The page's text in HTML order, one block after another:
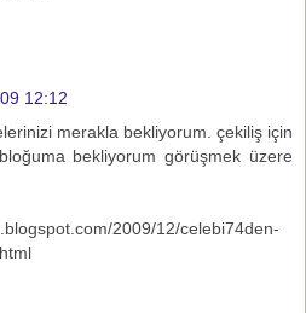
12:12
merakla bekliyorum. çekiliş için
bekliyorum görüşmek üzere
2009/12/celebi74den-